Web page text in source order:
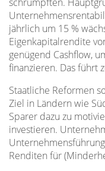
jährlich um 15 %
Eigenkapitalrendite
genügend Cashflow,
finanzieren. Das führt
Staatliche Reformen
Ziel in Ländern wie
Sparer dazu zu
investieren.
Renditen für